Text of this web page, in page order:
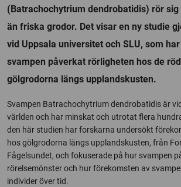
(Batrachochytrium dendrobatidis) rör
än friska grodor. Det visar en ny studie
vid Uppsala universitet och SLU, som
svampen påverkat rörligheten hos de
gölgrodorna längs upplandskusten.
Svampen Batrachochytrium dendrobatidis är
världen och har minskat och utrotat flera
den här studien har forskarna undersökt
hos gölgrodorna längs upplandskusten, från
Fågelsundet, och fokuserade på hur svampen
rörelsemönster och hur förekomsten av
individer över tid.